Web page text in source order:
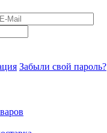
Забыли свой пароль?